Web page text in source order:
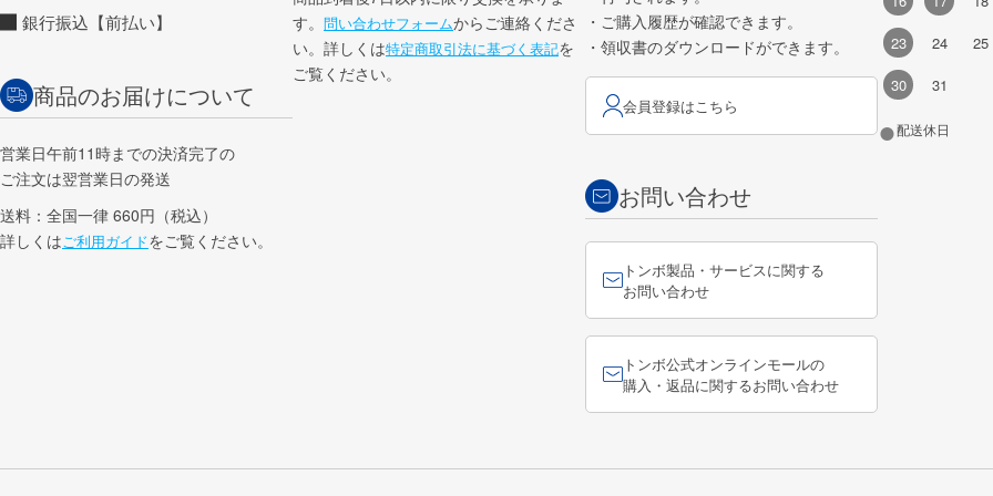
銀行振込【前払い】
商品のお届けについて
営業日午前11時までの決済完了の
ご注文は翌営業日の発送
送料：全国一律 660円（税込）
詳しくはご利用ガイドをご覧ください。
す。 問い合わせフォームからご連絡くださ
い。詳しくは特定商取引法に基づく表記を
ご覧ください。
・ご購入履歴が確認できます。
・領収書のダウンロードができます。
会員登録はこちら
お問い合わせ
トンボ製品・サービスに関する
お問い合わせ
トンボ公式オンラインモールの
購入・返品に関するお問い合わせ
23
24 25
30
31
●配送休日